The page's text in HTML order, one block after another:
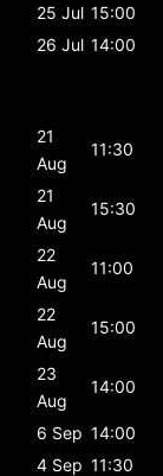
25 Jul 15:00
26 Jul 14:00
21
Aug
11:30
21
Aug
15:30
22
Aug
11:00
22
Aug
15:00
23
Aug
14:00
6 Sep 14:00
4 Sep 11:30